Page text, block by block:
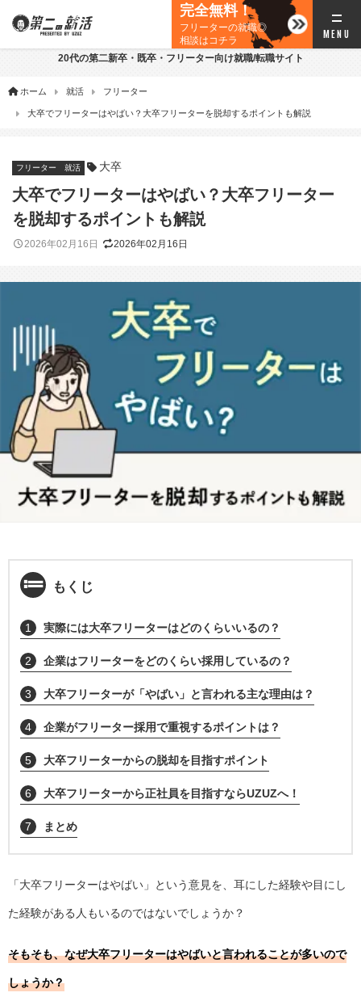
完全無料！
フリーターの就職◎
相談はコチラ
20代の第二新卒・既卒・フリーター向け就職/転職サイト
ホーム 就活 フリーター
大卒でフリーターはやばい？大卒フリーターを脱却するポイントも解説
フリーター 就活 大卒
大卒でフリーターはやばい？大卒フリーター
を脱却するポイントも解説
2026年02月16日 2026年02月16日
もくじ
1 実際には大卒フリーターはどのくらいいるの？
2 企業はフリーターをどのくらい採用しているの？
3 大卒フリーターが「やばい」と言われる主な理由は？
4 企業がフリーター採用で重視するポイントは？
5 大卒フリーターからの脱却を目指すポイント
6 大卒フリーターから正社員を目指すならUZUZへ！
7 まとめ
「大卒フリーターはやばい」という意見を、耳にした経験や目にし
た経験がある人もいるのではないでしょうか？
そもそも、なぜ大卒フリーターはやばいと言われることが多いので
しょうか？